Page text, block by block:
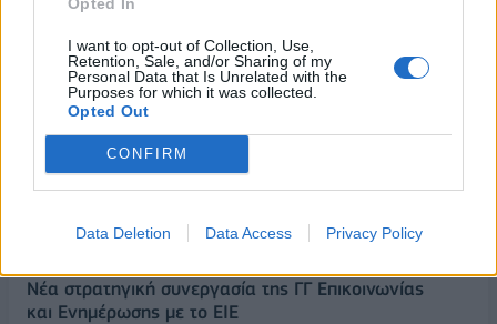
I want to opt-out of Collection, Use,
Retention, Sale, and/or Sharing of my
Personal Data that Is Unrelated with the
Purposes for which it was collected.
Opted Out
CONFIRM
Data Deletion Data Access Privacy Policy
Χρ. Δήμας: «Προχωρούν τα έργα σε όλο το μήκος
του ΒΟΑΚ»
Τ. Θεοδωρικάκος: «Συμβάλλουμε στην εθνική
ασφάλεια της πατρίδας μας με νέο αναπτυξιακό
ΠΟΛΙΤΙΚΗ
Νέα στρατηγική συνεργασία της ΓΓ Επικοινωνίας
και Ενημέρωσης με το ΕΙΕ